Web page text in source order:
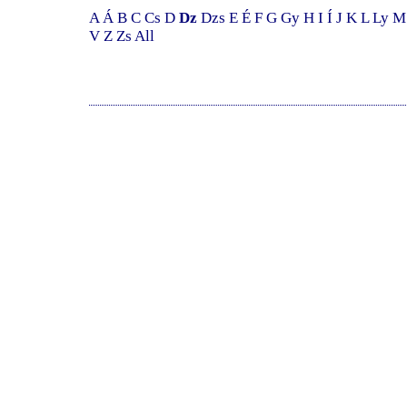
A Á B C Cs D Dz Dzs E É F G Gy H I Í J K L Ly M
V Z Zs All